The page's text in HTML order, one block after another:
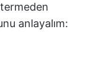
anlayalım: